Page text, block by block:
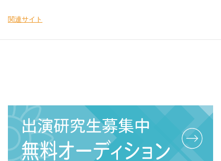
関連サイト